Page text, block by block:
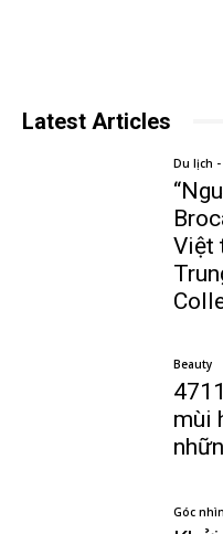
Latest Articles
Du lịch
Việt
Beauty
mùi
Góc nhìn